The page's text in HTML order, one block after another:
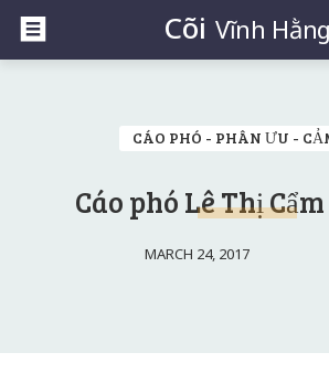
Cõi Vĩnh Hằng
CÁO PHÓ - PHÂN ƯU -
Cáo phó Lê Thị
MARCH 24, 2017